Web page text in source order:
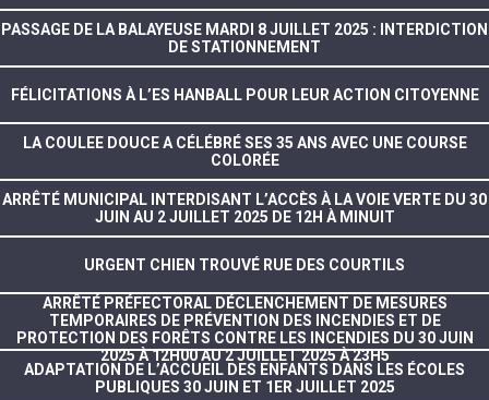
PASSAGE DE LA BALAYEUSE MARDI 8 JUILLET 2025 : INTERDICTION
DE STATIONNEMENT
FÉLICITATIONS À L’ES HANBALL POUR LEUR ACTION CITOYENNE
LA COULEE DOUCE A CÉLÉBRÉ SES 35 ANS AVEC UNE COURSE
COLORÉE
ARRÊTÉ MUNICIPAL INTERDISANT L’ACCÈS À LA VOIE VERTE DU 30
JUIN AU 2 JUILLET 2025 DE 12H À MINUIT
URGENT CHIEN TROUVÉ RUE DES COURTILS
ARRÊTÉ PRÉFECTORAL DÉCLENCHEMENT DE MESURES
TEMPORAIRES DE PRÉVENTION DES INCENDIES ET DE
PROTECTION DES FORÊTS CONTRE LES INCENDIES DU 30 JUIN
2025 À 12H00 AU 2 JUILLET 2025 À 23H5
ADAPTATION DE L’ACCUEIL DES ENFANTS DANS LES ÉCOLES
PUBLIQUES 30 JUIN ET 1ER JUILLET 2025